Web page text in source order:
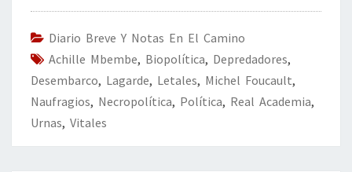
o
o
k
er dI
n
l
p
ar
tir
Diario Breve Y Notas En El Camino
Achille Mbembe, Biopolítica, Depredadores,
Desembarco, Lagarde, Letales, Michel Foucault,
Naufragios, Necropolítica, Política, Real Academia,
Urnas, Vitales